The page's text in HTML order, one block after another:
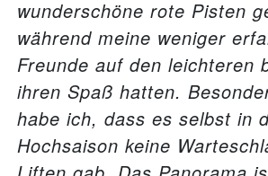
wunderschöne rote Pisten
während meine weniger
Freunde auf den leichteren
ihren Spaß hatten.
habe ich, dass es selbst in
Hochsaison keine